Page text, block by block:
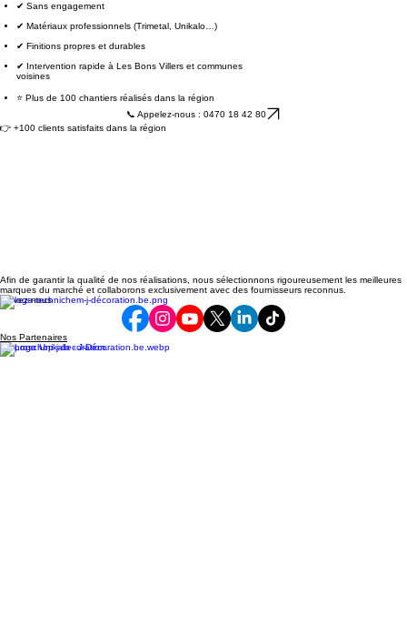
✔ Devis gratuit sous 24h
✔ Sans engagement
✔ Matériaux professionnels (Trimetal, Unikalo…)
✔ Finitions propres et durables
voisines
⭐ Plus de 100 chantiers réalisés dans la région
📞 Appelez-nous : 0470 18 42 80
Afin de garantir la qualité de nos réalisations, nous sélectionnons rigoureusement les meilleures
marques du marché et collaborons exclusivement avec des fournisseurs reconnus.
Nos Partenaires